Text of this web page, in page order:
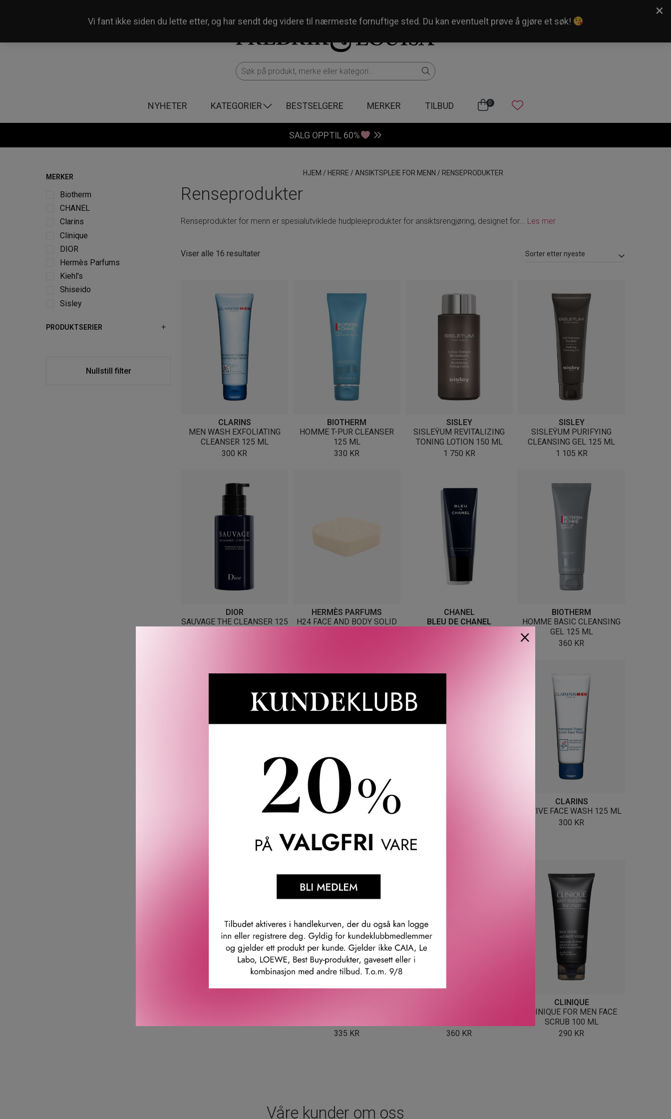
NYHETER KATEGORIER BESTSELGERE MERKER TILBUD 0
SALG OPPTIL 60%
HJEM / HERRE / ANSIKTSPLEIE FOR MENN / RENSEPRODUKTER
Renseprodukter
Renseprodukter for menn er spesialutviklede hudpleieprodukter for ansiktsrengjøring, designet for... Les mer
Viser alle 16 resultaterSortert
CLARINS
MEN WASH EXFOLIATING
CLEANSER 125 ML
300 KR
BIOTHERM
HOMME T-PUR CLEANSER
125 ML
330 KR
SISLEY
SISLEŸUM REVITALIZING
TONING LOTION 150 ML
1 750 KR
SISLEY
SISLEŸUM PURIFYING
CLEANSING GEL 125 ML
1 105 KR
DIOR
SAUVAGE THE CLEANSER 125
HERMÈS PARFUMS
H24 FACE AND BODY SOLID
CHANEL
BLEU DE CHANEL
BIOTHERM
HOMME BASIC CLEANSING
GEL 125 ML
360 KR
FACIAL FUEL ENERGIZING
SHISEIDO
SHISEIDO MEN FACE
475KR
CLARINS
ACTIVE FACE WASH 125 ML
300 KR
335 KR
360 KR
CLINIQUE
CLINIQUE FOR MEN FACE
SCRUB 100 ML
290 KR
MERKER
Biotherm
CHANEL
Clarins
Clinique
DIOR
Hermès Parfums
Kiehl's
Shiseido
Sisley
PRODUKTSERIER
Nullstill filter
Våre kunder om oss
×
×
Vi fant ikke siden du lette etter, og har sendt deg videre til nærmeste fornuftige sted. Du kan eventuelt prøve å gjøre et søk!